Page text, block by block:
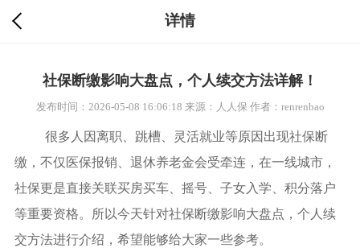
详情
社保断缴影响大盘点，个人续交方法详解！
发布时间：2026-05-08 16:06:18 来源：人人保 作者：renrenbao
很多人因离职、跳槽、灵活就业等原因出现社保断
缴，不仅医保报销、退休养老金会受牵连，在一线城市，
社保更是直接关联买房买车、摇号、子女入学、积分落户
等重要资格。所以今天针对社保断缴影响大盘点，个人续
交方法进行介绍，希望能够给大家一些参考。